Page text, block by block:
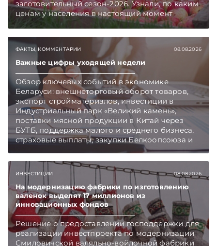
заготовительный сезон-2026. Узнали, по каким
ценам у населения в настоящий момент
закупают продукцию, сколько
как изменились правила игры в текущем году.
Подписывайтесь на Telegram‑канал и Viber.
Главное об экономике Беларуси — раньше,
чем в новостях TelegramViber
ФАКТЫ, КОММЕНТАРИИ 08.08.2026
Важные цифры уходящей недели
Обзор ключевых событий в экономике
Беларуси: внешнеторговый оборот товаров,
экспорт стройматериалов, инвестиции в
Индустриальный парк «Великий камень»,
поставки мясной продукции в Китай через
БУТБ, поддержка малого и среднего бизнеса,
страховые выплаты, закупки Белкоопсоюза и
рост продаж новых автомобилей.
Подписывайтесь на Telegram‑канал и Viber.
Главное об экономике Беларуси — раньше,
чем в новостях TelegramViber
ИНВЕСТИЦИИ 08.08.2026
На модернизацию фабрики по изготовлению
валенок выделят 17 миллионов из
инновационных фондов
Решение о предоставлении господдержки для
реализации инвестпроекта по модернизации
Смиловичской валяльно-войлочной фабрики